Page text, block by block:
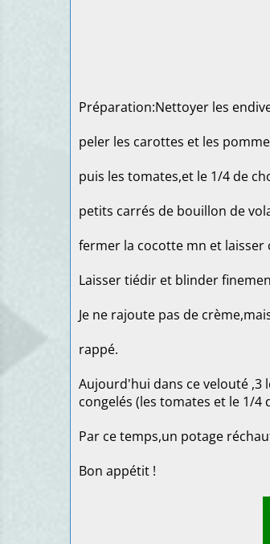
Préparation:Nettoyer les
peler les carottes et les
puis les tomates,et le 1/4 de
petits carrés de bouillon de
fermer la cocotte mn et
Laisser tiédir et blinder
Je ne rajoute pas de
rappé.
Aujourd'hui dans ce velouté ,3
congelés (les tomates et le 1/4
Par ce temps,un potage
Bon appétit !